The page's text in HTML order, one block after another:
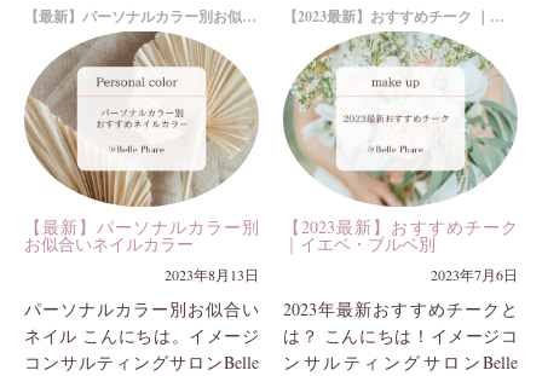
色ですが、今季は各ブランド
から...
が「白」について。 「白にも
種類があるの...
【最新】パーソナルカラー別お似合いネイルカラー
【最新】パーソナルカラー別
お似合いネイルカラー
2023年8月13日
パーソナルカラー別お似合い
ネイル こんにちは。イメージ
コンサルティングサロンBelle
【2023最新】おすすめチーク ｜イエベ・ブルベ別
【2023最新】おすすめチーク
｜イエベ・ブルベ別
2023年7月6日
2023年最新おすすめチークと
は？ こんにちは！イメージコ
ンサルティングサロンBelle